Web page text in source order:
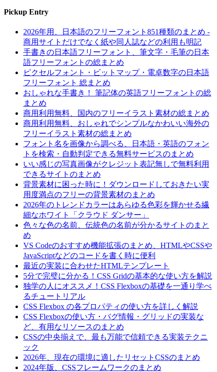
Pickup Entry
2026年用、日本語のフリーフォント851種類のまとめ -
商用サイトだけでなく紙や同人誌などの利用も明記
手書きの日本語フリーフォント、筆文字・毛筆の日本
語フリーフォントの総まとめ
ピクセルフォント・ビットマップ・電卓数字の日本語
フリーフォント 総まとめ
おしゃれな手書き！ 筆記体の英語フリーフォントの総
まとめ
商用利用無料、国内のフリーイラスト素材の総まとめ
商用利用無料、おしゃれでシンプルなかわいい海外の
フリーイラスト素材の総まとめ
フォント名を画像から調べる、日本語・英語のフォン
トを検索・自動判定できる無料サービスのまとめ
いい感じの写真画像がクレジット表記無しで無料利用
できるサイトのまとめ
背景素材に困った時に！ダウンロードしておきたい実
用度満点のフリーの背景素材のまとめ
2026年のトレンドカラーはあらゆる色彩を輝かせる繊
細なホワイト「クラウド ダンサー」
色々な色の名前、伝統色の名前が分かるサイトのまと
め
VS Codeのおすすめ機能拡張のまとめ、HTMLやCSSや
JavaScriptなどのコードを書く時に便利
最近の実装に合わせたHTMLテンプレート
5分で完璧に分かる！CSS Gridの基本的な使い方を解説
独学の人にオススメ！CSS Flexboxの基礎を一通り学べ
るチュートリアル
CSS Flexbox の各プロパティの使い方を詳しく解説
CSS Flexboxの使い方・バグ情報・グリッドの実装な
ど、有用なリソースのまとめ
CSSの中央揃えで、最も万能で信頼できる実装テクニ
ック
2026年、現在の環境に適したリセットCSSのまとめ
2024年版、CSSフレームワークのまとめ